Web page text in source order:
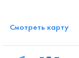
Смотреть карту